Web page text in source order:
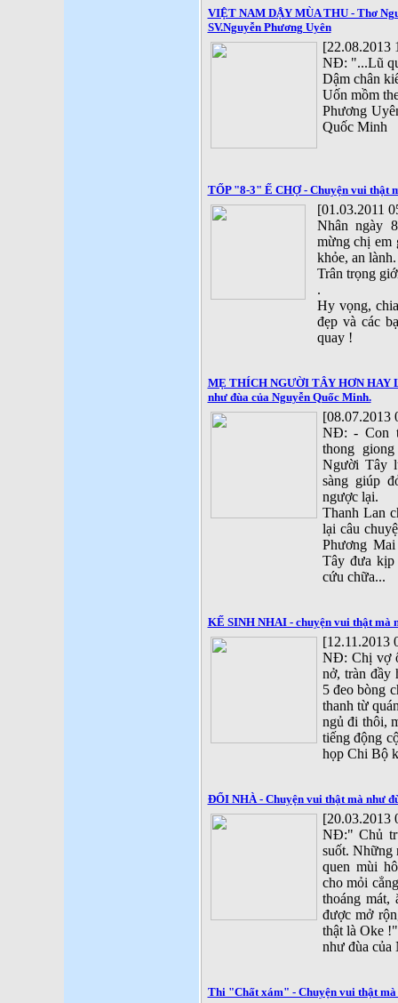
VIỆT NAM DẬY MÙA THU - Thơ
SV.Nguyễn Phương Uyên
[22.08.2013
NĐ: "...Lũ
Dậm chân
Uốn mồm
Phương
Quốc Minh
TỐP "8-3" Ế CHỢ - Chuyện vui thật
[01.03.2011
Nhân ngày
mừng chị em
khỏe, an lành.
Trân trọng
.
Hy vọng,
đẹp và các
quay !
MẸ THÍCH NGƯỜI TÂY HƠN HAY
như đùa của Nguyễn Quốc Minh.
[08.07.2013
NĐ: - Con
thong
Người Tây
sàng giúp
ngược lại.
Thanh Lan
lại câu
Phương
Tây đưa kịp
cứu chữa...
KẾ SINH NHAI - chuyện vui thật mà
[12.11.2013
NĐ: Chị vợ
nở, tràn đầy
5 đeo bòng
thanh từ
ngủ đi thôi,
tiếng động
họp Chi Bộ
ĐỔI NHÀ - Chuyện vui thật mà như
[20.03.2013
NĐ:" Chủ
suốt. Những
quen mùi
cho mỏi
thoáng
được mở
thật là Oke
như đùa của
Thi "Chất xám" - Chuyện vui thật